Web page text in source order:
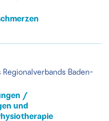
Baden-
/
und